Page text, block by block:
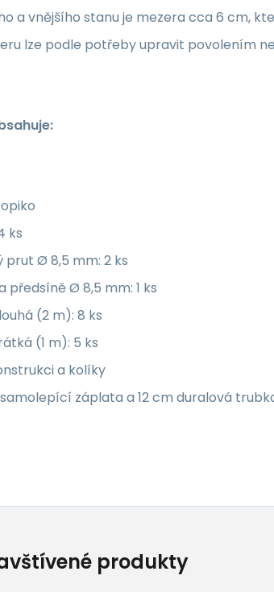
a vnějšího stanu je mezera cca 6 cm,
lze podle potřeby upravit povolením
ks
prut Ø 8,5 mm: 2 ks
předsíně Ø 8,5 mm: 1 ks
(2 m): 8 ks
(1 m): 5 ks
a kolíky
záplata a 12 cm duralová
produkty